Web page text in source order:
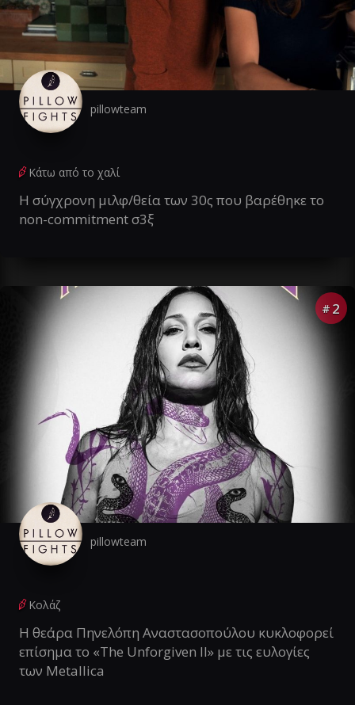
pillowteam
Κάτω από το χαλί
Η σύγχρονη μιλφ/θεία των 30ς που βαρέθηκε το
non-commitment σ3ξ
# 2
pillowteam
Κολάζ
Η θεάρα Πηνελόπη Αναστασοπούλου κυκλοφορεί
επίσημα το «The Unforgiven II» με τις ευλογίες
των Metallica